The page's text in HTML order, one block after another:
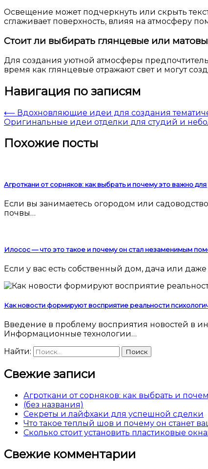
Освещение может подчеркнуть или скрыть
сглаживает поверхность, влияя на атмосферу
Стоит ли выбирать глянцевые или
Для создания уютной атмосферы
время как глянцевые отражают свет и могут
Навигация по записям
⟵ Вдохновляющие идеи для создания
Оригинальные идеи отделки для студий и
Похожие посты
Агроткани от сорняков: как выбрать и почему это важно
Если вы занимаетесь огородом или садоводством, то наверняка сталкивались с проблемой сорняков. Они мешают росту культурных растений, забирают у
почвы…
Илосос — что это такое и почему он стал незаменимым
Если у вас есть собственный дом, дача или
Как новости формируют восприятие реальности
Введение в проблему восприятия новостей в информационную эпоху Современный человек погружен в поток новостей 24 часа в сутки.
Информационные технологии…
Найти:
Свежие записи
Агроткани от сорняков: как выбрать и
(без названия)
Секреты и лайфхаки для успешной сделки
Что такое теплый шов и почему он станет
Сколько стоит установить пластиковые
Свежие комментарии